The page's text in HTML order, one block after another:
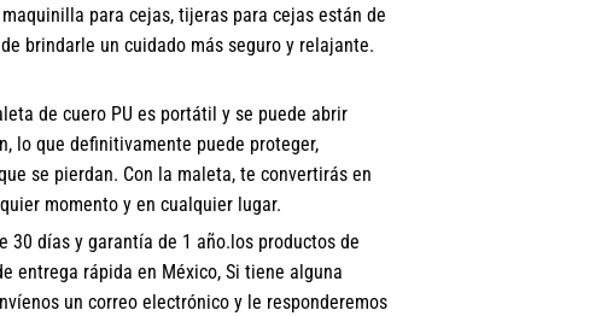
para cejas, tijeras para cejas están de
brindarle un cuidado más seguro y relajante.
de cuero PU es portátil y se puede abrir
lo que definitivamente puede proteger,
se pierdan. Con la maleta, te convertirás en
momento y en cualquier lugar.
días y garantía de 1 año.los productos de
entrega rápida en México, Si tiene alguna
un correo electrónico y le responderemos